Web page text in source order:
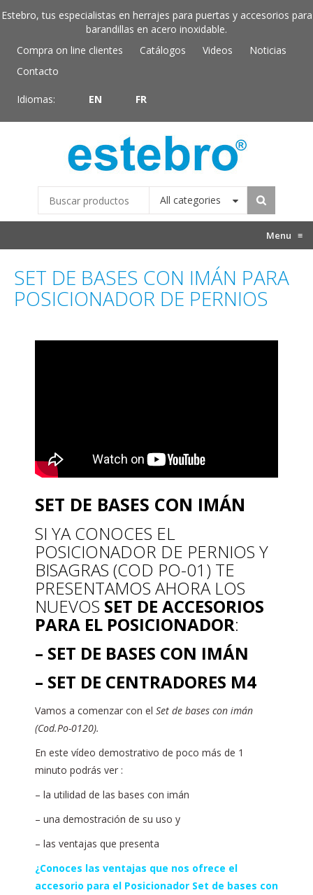
Estebro, tus especialistas en herrajes para puertas y accesorios para
barandillas en acero inoxidable.
Compra on line clientes
Catálogos Videos
Noticias
Contacto
Idiomas: EN FR
All categories
Menu ≡
SET DE BASES CON IMÁN PARA
POSICIONADOR DE PERNIOS
SET DE BASES CON IMÁN
SI YA CONOCES EL
POSICIONADOR DE PERNIOS Y
BISAGRAS (COD PO-01) TE
PRESENTAMOS AHORA LOS
NUEVOS SET DE ACCESORIOS
PARA EL POSICIONADOR:
– SET DE BASES CON IMÁN
– SET DE CENTRADORES M4
Vamos a comenzar con el Set de bases con imán
(Cod.Po-0120).
En este vídeo demostrativo de poco más de 1
minuto podrás ver :
– la utilidad de las bases con imán
– una demostración de su uso y
– las ventajas que presenta
¿Conoces las ventajas que nos ofrece el
accesorio para el Posicionador Set de bases con